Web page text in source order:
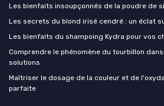
Les bienfaits insoupçonnés de la poudre de
Les secrets du blond irisé cendré : un éclat
Les bienfaits du shampoing Kydra pour vos
Comprendre le phénomène du tourbillon
solutions
Maîtriser le dosage de la couleur et de
parfaite